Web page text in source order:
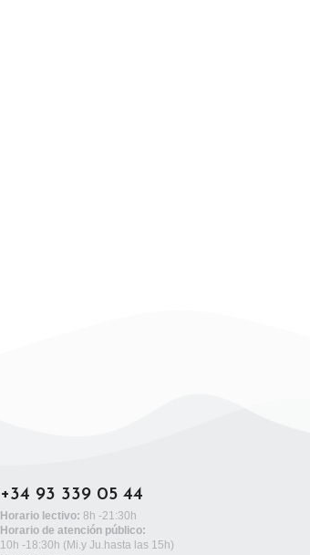
+34 93 339 05 44
Horario lectivo: 8h -21:30h
Horario de atención público:
10h -18:30h (Mi.y Ju.hasta las 15h)